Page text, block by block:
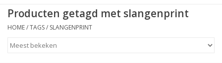
Schoenen
Producten getagd met slangenprint
HOME/TAGS/ SLANGENPRINT